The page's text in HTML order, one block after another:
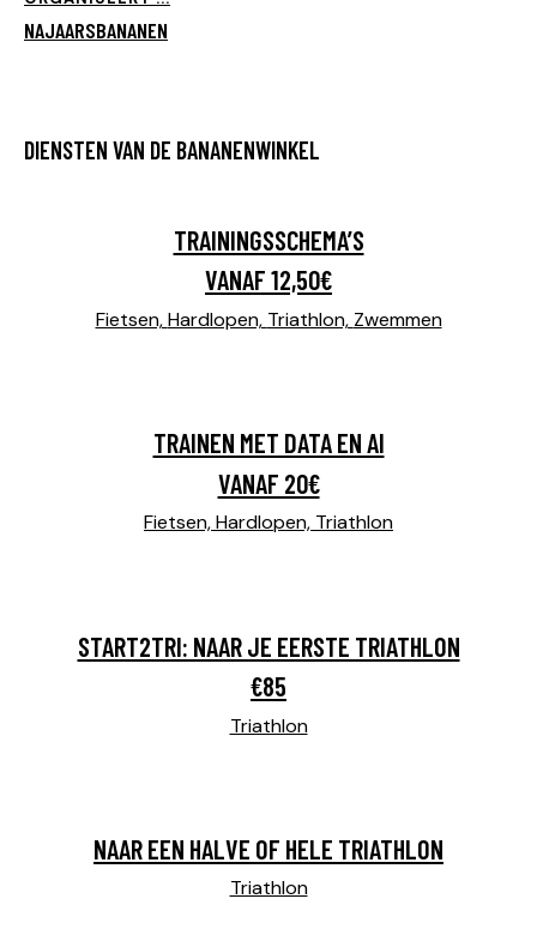
NAJAARSBANANEN
DIENSTEN VAN DE BANANENWINKEL
TRAININGSSCHEMA’S
VANAF 12,50€
Fietsen,Hardlopen, Triathlon, Zwemmen
TRAINEN MET DATA EN AI
VANAF 20€
Fietsen,Hardlopen, Triathlon
START2TRI: NAAR JE EERSTE TRIATHLON
€85
Triathlon
NAAR EEN HALVE OF HELE TRIATHLON
Triathlon